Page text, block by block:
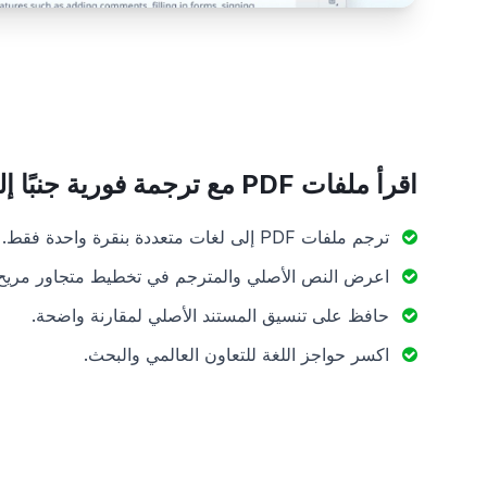
اقرأ ملفات PDF مع ترجمة فورية جنبًا إلى جنب
ترجم ملفات PDF إلى لغات متعددة بنقرة واحدة فقط.
اعرض النص الأصلي والمترجم في تخطيط متجاور
حافظ على تنسيق المستند الأصلي لمقارنة واضحة.
اكسر حواجز اللغة للتعاون العالمي والبحث.